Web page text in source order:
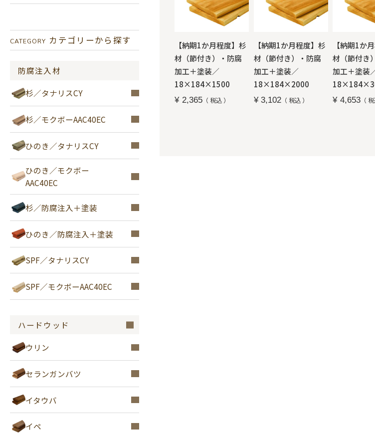
CATEGORY カテゴリーから探す
防腐注入材
杉／タナリスCY
杉／モクボーAAC40EC
ひのき／タナリスCY
ひのき／モクボー
AAC40EC
杉／防腐注入＋塗装
ひのき／防腐注入＋塗装
SPF／タナリスCY
SPF／モクボーAAC40EC
ハードウッド
ウリン
セランガンバツ
イタウバ
イペ
【納期1か月程度】杉
材（節付き）・防腐
加工＋塗装／
18×184×1500
¥ 2,365 税込
【納期1か月程度】杉
材（節付き）・防腐
加工＋塗装／
18×184×2000
¥ 3,102 税込
【納期1か
材（節付き
加工＋塗装
¥ 4,653